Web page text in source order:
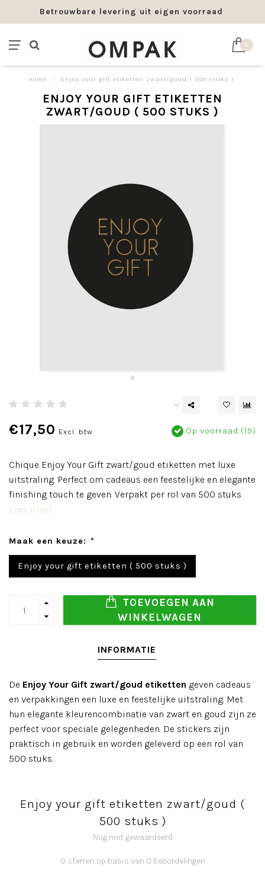
Betrouwbare levering uit eigen voorraad
0
Home Enjoy your gift etiketten zwart/goud ( 500 stuks )
ENJOY YOUR GIFT ETIKETTEN
ZWART/GOUD ( 500 STUKS )
€17,50 Excl. btw Op voorraad (19)
Chique Enjoy Your Gift zwart/goud etiketten met luxe
uitstraling. Perfect om cadeaus een feestelijke en elegante
finishing touch te geven. Verpakt per rol van 500 stuks
Lees meer..
Maak een keuze: *
Enjoy your gift etiketten ( 500 stuks )
TOEVOEGEN AAN
WINKELWAGEN
INFORMATIE
De Enjoy Your Gift zwart/goud etiketten geven cadeaus
en verpakkingen een luxe en feestelijke uitstraling. Met
hun elegante kleurencombinatie van zwart en goud zijn ze
perfect voor speciale gelegenheden. De stickers zijn
praktisch in gebruik en worden geleverd op een rol van
500 stuks.
Enjoy your gift etiketten zwart/goud (
500 stuks )
Nog niet gewaardeerd
0 sterren op basis van 0 beoordelingen